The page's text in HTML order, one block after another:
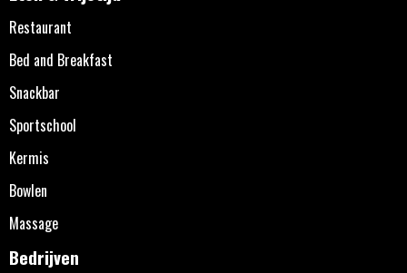
Restaurant
Bed and Breakfast
Snackbar
Sportschool
Kermis
Bowlen
Massage
Bedrijven